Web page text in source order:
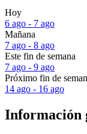
Hoy
6 ago - 7 ago
Mañana
7 ago - 8 ago
Este fin de semana
7 ago - 9 ago
Próximo fin de
14 ago - 16 ago
Información